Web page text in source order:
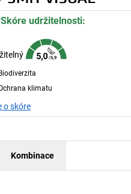
Skóre udržitelnosti:
Biodiverzita
klimatu
o skóre
Kombinace